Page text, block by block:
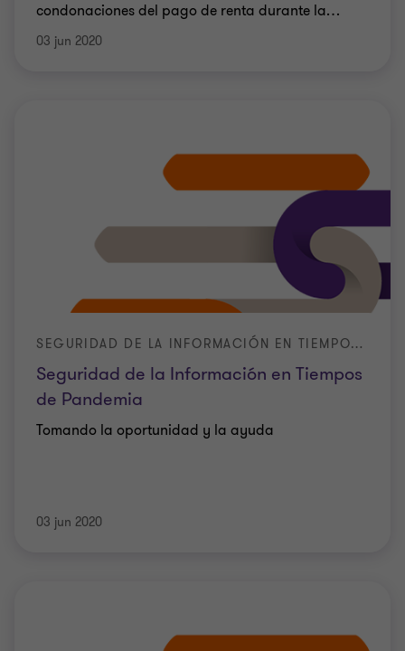
condonaciones del pago de renta durante la…
03 jun 2020
Seguridad de la Información en Tiempos
de Pandemia
SEGURIDAD DE LA INFORMACIÓN EN TIEMPOS DE PANDEMIA
Tomando la oportunidad y la ayuda
03 jun 2020